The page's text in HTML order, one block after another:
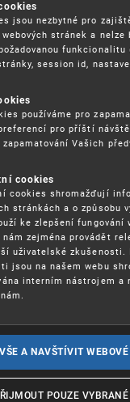
a
curia.europa.eu/
Numerický přístup k
předložených
stupně.
zahrnují
seznam věcí je
v angličitně nebo
těchto věcech jsou
tabulku
je rovněž
, pomocí něhož
znění rozsudků,
v době od
jsou nezbytné pro
stránek a nelze
funkcionalitu
session id,
používáme pro
pro příští
Vašich
cookies
cookies shromažďují
stránkách a o způsobu
ke zlepšení fungování
zejména provádět
uživatelské zkušenosti.
jsou na našem webu
interním nástrojem a
A NAVŠTÍVIT
POUZE VYBRANÉ